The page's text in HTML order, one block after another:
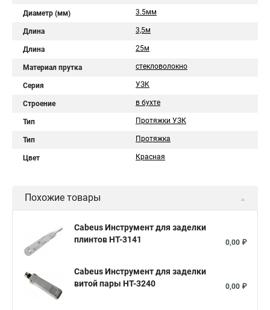
Диаметр (мм) 3.5мм
Длина 3,5м
Длина 25м
Материал прутка стекловолокно
Серия УЗК
Строение в бухте
Тип Протяжки УЗК
Тип Протяжка
Цвет Красная
Похожие товары
Cabeus Инструмент для заделки
плинтов HT-3141
0,00 ₽
Cabeus Инструмент для заделки
витой пары HT-3240
0,00 ₽